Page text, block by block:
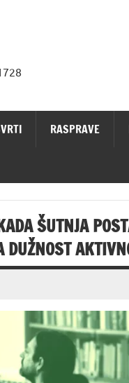
RASPRAVE
ŠUTNJA